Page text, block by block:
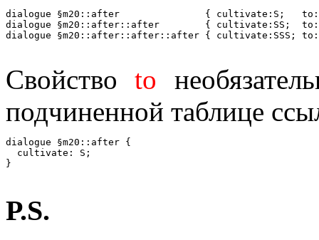
dialogue §m20::after               { cultivate:S;
dialogue §m20::after::after        { cultivate:SS;
Свойствоto
подчиненной таблице
dialogue §m20::after {
  cultivate: S;
P.S.